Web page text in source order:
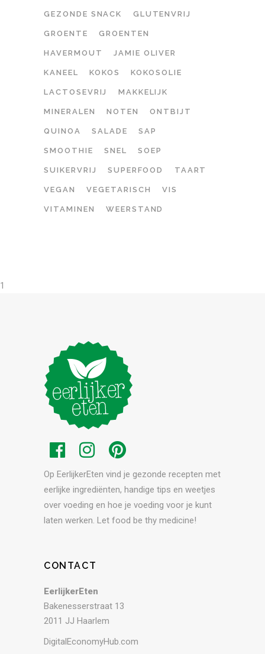
GEZONDE SNACK GLUTENVRIJ
GROENTE GROENTEN
HAVERMOUT JAMIE OLIVER
KANEEL KOKOS KOKOSOLIE
LACTOSEVRIJ MAKKELIJK
MINERALEN NOTEN ONTBIJT
QUINOA SALADE SAP
SMOOTHIE SNEL SOEP
SUIKERVRIJ SUPERFOOD TAART
VEGAN VEGETARISCH VIS
VITAMINEN WEERSTAND
1
Op EerlijkerEten vind je gezonde recepten met
eerlijke ingrediënten, handige tips en weetjes
over voeding en hoe je voeding voor je kunt
laten werken. Let food be thy medicine!
CONTACT
EerlijkerEten
Bakenesserstraat 13
2011 JJ Haarlem
DigitalEconomyHub.com